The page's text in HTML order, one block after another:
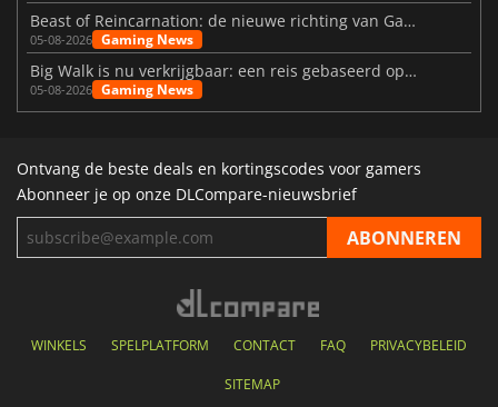
Beast of Reincarnation: de nieuwe richting van Game Freak
05-08-2026 Gaming News
Big Walk is nu verkrijgbaar: een reis gebaseerd op vriendschap
05-08-2026 Gaming News
Ontvang de beste deals en kortingscodes voor gamers
Abonneer je op onze DLCompare-nieuwsbrief
WINKELS SPELPLATFORM CONTACT FAQ PRIVACYBELEID
SITEMAP